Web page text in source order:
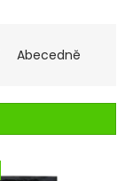
Abecedně